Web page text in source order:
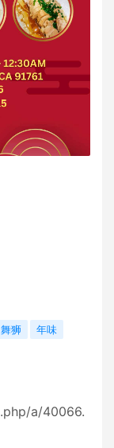
舞狮
年味
a/40066.